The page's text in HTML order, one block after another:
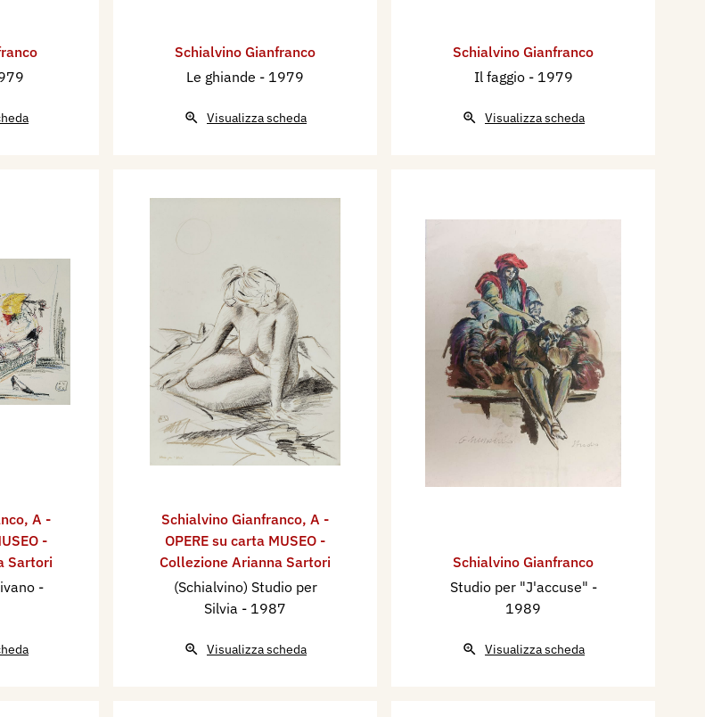
Schialvino ​Gianfranco
Le ghiande - 1979
Visualizza scheda
Schialvino ​Gianfranco
Il faggio - 1979
Visualizza scheda
, A -
-
Sartori
-
Schialvino ​Gianfranco, A -
OPERE su carta MUSEO -
Collezione Arianna Sartori
(Schialvino) Studio per
Silvia - 1987
Visualizza scheda
Schialvino ​Gianfranco
Studio per "J'accuse" -
1989
Visualizza scheda